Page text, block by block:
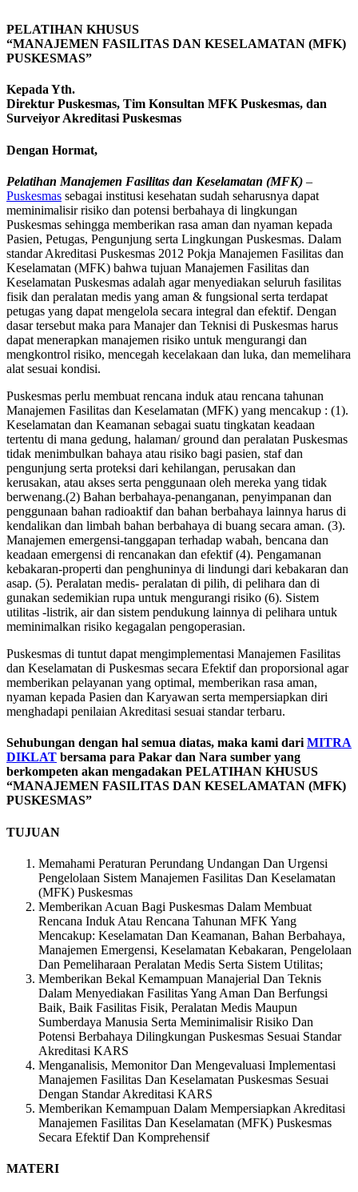
PELATIHAN KHUSUS
“MANAJEMEN FASILITAS DAN KESELAMATAN (MFK)
PUSKESMAS”
Kepada Yth.
Direktur Puskesmas, Tim Konsultan MFK Puskesmas, dan
Surveiyor Akreditasi Puskesmas
Dengan Hormat,
Pelatihan Manajemen Fasilitas dan Keselamatan (MFK) –
Puskesmas sebagai institusi kesehatan sudah seharusnya dapat
meminimalisir risiko dan potensi berbahaya di lingkungan
Puskesmas sehingga memberikan rasa aman dan nyaman kepada
Pasien, Petugas, Pengunjung serta Lingkungan Puskesmas. Dalam
standar Akreditasi Puskesmas 2012 Pokja Manajemen Fasilitas dan
Keselamatan (MFK) bahwa tujuan Manajemen Fasilitas dan
Keselamatan Puskesmas adalah agar menyediakan seluruh fasilitas
fisik dan peralatan medis yang aman & fungsional serta terdapat
petugas yang dapat mengelola secara integral dan efektif. Dengan
dasar tersebut maka para Manajer dan Teknisi di Puskesmas harus
dapat menerapkan manajemen risiko untuk mengurangi dan
mengkontrol risiko, mencegah kecelakaan dan luka, dan memelihara
alat sesuai kondisi.
Puskesmas perlu membuat rencana induk atau rencana tahunan
Manajemen Fasilitas dan Keselamatan (MFK) yang mencakup : (1).
Keselamatan dan Keamanan sebagai suatu tingkatan keadaan
tertentu di mana gedung, halaman/ ground dan peralatan Puskesmas
tidak menimbulkan bahaya atau risiko bagi pasien, staf dan
pengunjung serta proteksi dari kehilangan, perusakan dan
kerusakan, atau akses serta penggunaan oleh mereka yang tidak
berwenang.(2) Bahan berbahaya-penanganan, penyimpanan dan
penggunaan bahan radioaktif dan bahan berbahaya lainnya harus di
kendalikan dan limbah bahan berbahaya di buang secara aman. (3).
Manajemen emergensi-tanggapan terhadap wabah, bencana dan
keadaan emergensi di rencanakan dan efektif (4). Pengamanan
kebakaran-properti dan penghuninya di lindungi dari kebakaran dan
asap. (5). Peralatan medis- peralatan di pilih, di pelihara dan di
gunakan sedemikian rupa untuk mengurangi risiko (6). Sistem
utilitas -listrik, air dan sistem pendukung lainnya di pelihara untuk
meminimalkan risiko kegagalan pengoperasian.
Puskesmas di tuntut dapat mengimplementasi Manajemen Fasilitas
dan Keselamatan di Puskesmas secara Efektif dan proporsional agar
memberikan pelayanan yang optimal, memberikan rasa aman,
nyaman kepada Pasien dan Karyawan serta mempersiapkan diri
menghadapi penilaian Akreditasi sesuai standar terbaru.
Sehubungan dengan hal semua diatas, maka kami dari MITRA
DIKLAT bersama para Pakar dan Nara sumber yang
berkompeten akan mengadakan PELATIHAN KHUSUS
“MANAJEMEN FASILITAS DAN KESELAMATAN (MFK)
PUSKESMAS”
TUJUAN
Memahami Peraturan Perundang Undangan Dan Urgensi
Pengelolaan Sistem Manajemen Fasilitas Dan Keselamatan
(MFK) Puskesmas
Memberikan Acuan Bagi Puskesmas Dalam Membuat
Rencana Induk Atau Rencana Tahunan MFK Yang
Mencakup: Keselamatan Dan Keamanan, Bahan Berbahaya,
Manajemen Emergensi, Keselamatan Kebakaran, Pengelolaan
Dan Pemeliharaan Peralatan Medis Serta Sistem Utilitas;
Memberikan Bekal Kemampuan Manajerial Dan Teknis
Dalam Menyediakan Fasilitas Yang Aman Dan Berfungsi
Baik, Baik Fasilitas Fisik, Peralatan Medis Maupun
Sumberdaya Manusia Serta Meminimalisir Risiko Dan
Potensi Berbahaya Dilingkungan Puskesmas Sesuai Standar
Akreditasi KARS
Menganalisis, Memonitor Dan Mengevaluasi Implementasi
Manajemen Fasilitas Dan Keselamatan Puskesmas Sesuai
Dengan Standar Akreditasi KARS
Memberikan Kemampuan Dalam Mempersiapkan Akreditasi
Manajemen Fasilitas Dan Keselamatan (MFK) Puskesmas
Secara Efektif Dan Komprehensif
MATERI